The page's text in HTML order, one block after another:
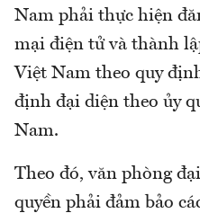
Nam phải thực hiện
mại điện tử và thành
Việt Nam theo quy
định đại diện theo ủy
Nam.
Theo đó, văn phòng
quyền phải đảm bảo